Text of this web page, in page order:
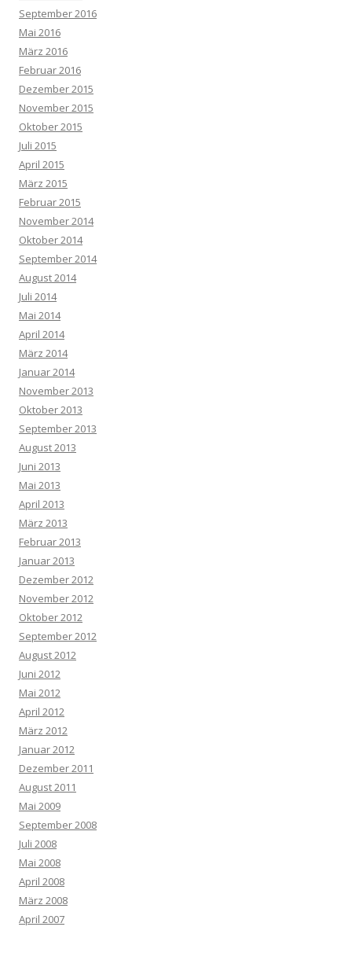
September 2016
Mai 2016
März 2016
Februar 2016
Dezember 2015
November 2015
Oktober 2015
Juli 2015
April 2015
März 2015
Februar 2015
November 2014
Oktober 2014
September 2014
August 2014
Juli 2014
Mai 2014
April 2014
März 2014
Januar 2014
November 2013
Oktober 2013
September 2013
August 2013
Juni 2013
Mai 2013
April 2013
März 2013
Februar 2013
Januar 2013
Dezember 2012
November 2012
Oktober 2012
September 2012
August 2012
Juni 2012
Mai 2012
April 2012
März 2012
Januar 2012
Dezember 2011
August 2011
Mai 2009
September 2008
Juli 2008
Mai 2008
April 2008
März 2008
April 2007